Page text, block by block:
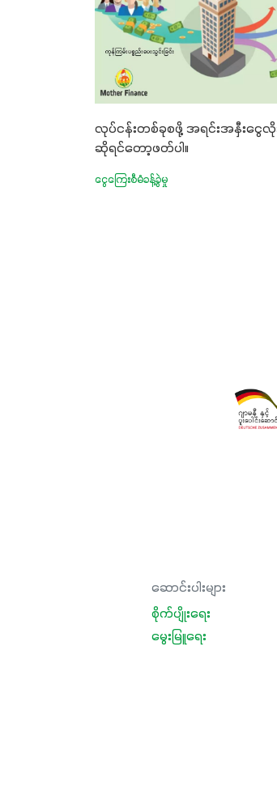
လုပ်ငန်းတစ်ခုစဖို့ အရင်းအနှီးငွေလို
ဆိုရင်တော့ဖတ်ပါ။
ငွေကြေးစီမံခန့်ခွဲမှု
ဆောင်းပါးများ
စိုက်ပျိုးရေး
မွေးမြူရေး